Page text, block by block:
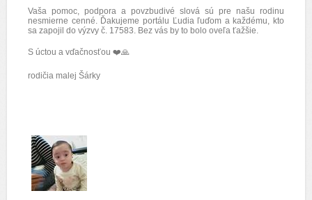
Vaša pomoc, podpora a povzbudivé slová sú pre našu rodinu
nesmierne cenné. Ďakujeme portálu Ľudia ľuďom a každému, kto
sa zapojil do výzvy č. 17583. Bez vás by to bolo oveľa ťažšie.
S úctou a vďačnosťou ❤️🙏
rodičia malej Šárky